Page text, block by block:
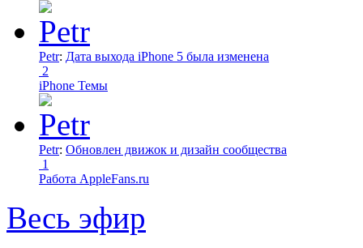
Petr: Дата выхода iPhone 5 была изменена
2
iPhone Темы
Petr: Обновлен движок и дизайн сообщества
1
Работа AppleFans.ru
Весь эфир